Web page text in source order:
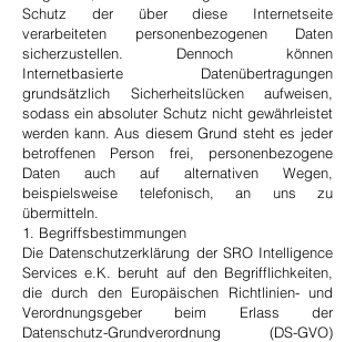
Schutz der über diese Internetseite
verarbeiteten personenbezogenen Daten
sicherzustellen. Dennoch können
Internetbasierte Datenübertragungen
grundsätzlich Sicherheitslücken aufweisen,
sodass ein absoluter Schutz nicht gewährleistet
werden kann. Aus diesem Grund steht es jeder
betroffenen Person frei, personenbezogene
Daten auch auf alternativen Wegen,
beispielsweise telefonisch, an uns zu
übermitteln.
1. Begriffsbestimmungen
Die Datenschutzerklärung der SRO Intelligence
Services e.K. beruht auf den Begrifflichkeiten,
die durch den Europäischen Richtlinien- und
Verordnungsgeber beim Erlass der
Datenschutz-Grundverordnung (DS-GVO)